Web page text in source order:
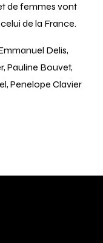
de femmes vont
de la France.
Delis,
Pauline Bouvet,
Penelope Clavier